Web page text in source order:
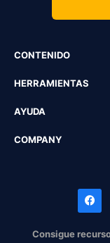
CONTENIDO
HERRAMIENTAS
AYUDA
COMPANY
Consigue